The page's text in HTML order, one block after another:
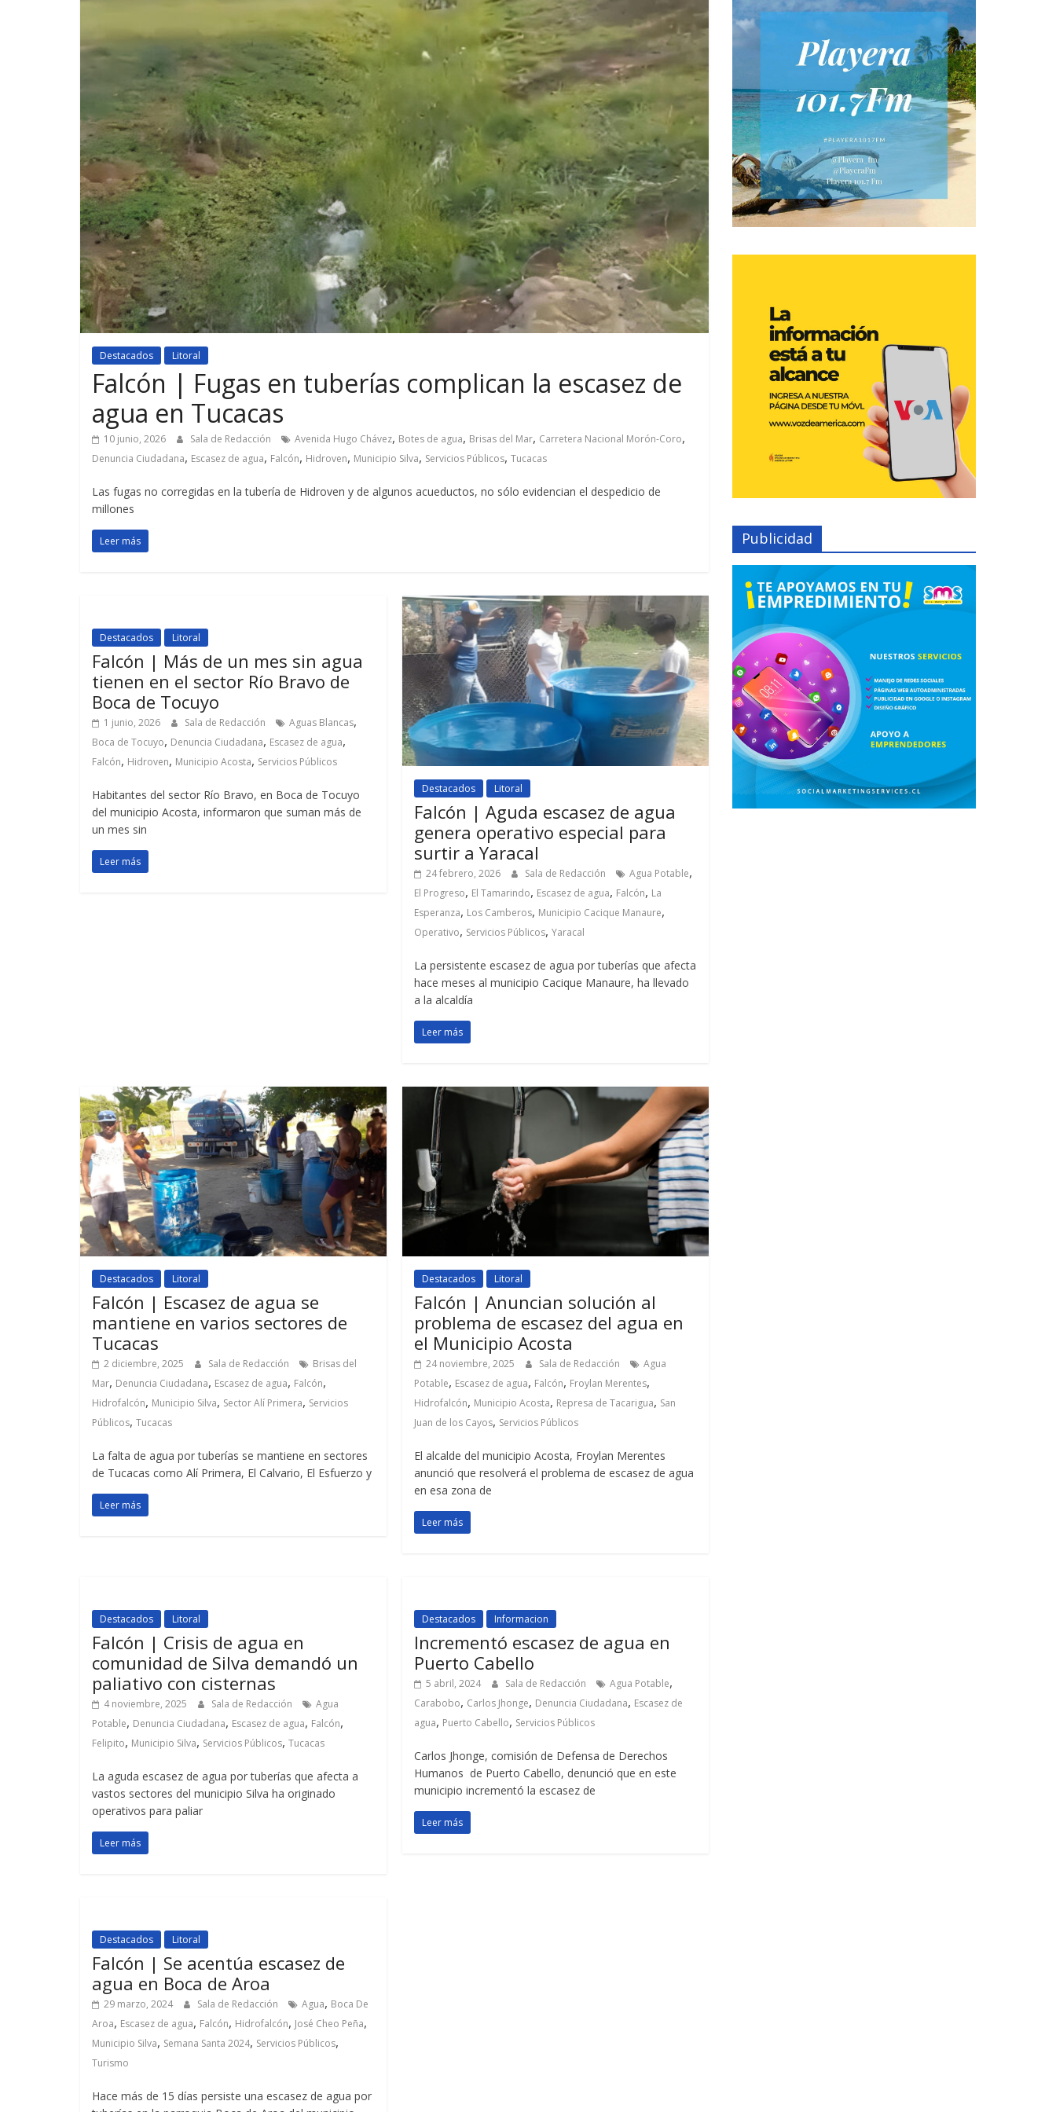
Destacados Litoral
Falcón | Fugas en tuberías complican la escasez de
agua en Tucacas
10 junio, 2026 Sala de Redacción Avenida Hugo Chávez, Botes de agua, Brisas del Mar, Carretera Nacional Morón-Coro,
Denuncia Ciudadana, Escasez de agua, Falcón, Hidroven, Municipio Silva, Servicios Públicos, Tucacas
Las fugas no corregidas en la tubería de Hidroven y de algunos acueductos, no sólo evidencian el despedicio de
millones
Leer más
Destacados Litoral
Falcón | Más de un mes sin agua
tienen en el sector Río Bravo de
Boca de Tocuyo
1 junio, 2026 Sala de Redacción Aguas Blancas,
Boca de Tocuyo, Denuncia Ciudadana, Escasez de agua,
Falcón, Hidroven, Municipio Acosta, Servicios Públicos
Habitantes del sector Río Bravo, en Boca de Tocuyo
del municipio Acosta, informaron que suman más de
un mes sin
Leer más
Destacados Litoral
Falcón | Aguda escasez de agua
genera operativo especial para
surtir a Yaracal
24 febrero, 2026 Sala de Redacción Agua Potable,
El Progreso, El Tamarindo, Escasez de agua, Falcón, La
Esperanza, Los Camberos, Municipio Cacique Manaure,
Operativo, Servicios Públicos,Yaracal
La persistente escasez de agua por tuberías que afecta
hace meses al municipio Cacique Manaure, ha llevado
a la alcaldía
Leer más
Destacados Litoral
Falcón | Escasez de agua se
mantiene en varios sectores de
Tucacas
2 diciembre, 2025 Sala de Redacción
Brisas del
Mar, Denuncia Ciudadana, Escasez de agua, Falcón,
Hidrofalcón, Municipio Silva, Sector Alí Primera, Servicios
Públicos, Tucacas
La falta de agua por tuberías se mantiene en sectores
de Tucacas como Alí Primera, El Calvario, El Esfuerzo y
Leer más
Destacados Litoral
Falcón | Anuncian solución al
problema de escasez del agua en
el Municipio Acosta
24 noviembre, 2025 Sala de Redacción
Agua
Potable, Escasez de agua, Falcón, Froylan Merentes,
Hidrofalcón, Municipio Acosta, Represa de Tacarigua, San
Juan de los Cayos, Servicios Públicos
El alcalde del municipio Acosta, Froylan Merentes
anunció que resolverá el problema de escasez de agua
en esa zona de
Leer más
Destacados Litoral
Falcón | Crisis de agua en
comunidad de Silva demandó un
paliativo con cisternas
4 noviembre, 2025 Sala de Redacción
Agua
Potable, Denuncia Ciudadana, Escasez de agua, Falcón,
Felipito, Municipio Silva, Servicios Públicos, Tucacas
La aguda escasez de agua por tuberías que afecta a
vastos sectores del municipio Silva ha originado
operativos para paliar
Leer más
Destacados Informacion
Incrementó escasez de agua en
Puerto Cabello
5 abril, 2024 Sala de Redacción Agua Potable,
Carabobo, Carlos Jhonge, Denuncia Ciudadana, Escasez de
agua, Puerto Cabello, Servicios Públicos
Carlos Jhonge, comisión de Defensa de Derechos
Humanos de Puerto Cabello, denunció que en este
municipio incrementó la escasez de
Leer más
Destacados Litoral
Falcón | Se acentúa escasez de
agua en Boca de Aroa
29 marzo, 2024 Sala de Redacción Agua, Boca De
Aroa, Escasez de agua, Falcón, Hidrofalcón, José Cheo Peña,
Municipio Silva, Semana Santa 2024, Servicios Públicos,
Turismo
Hace más de 15 días persiste una escasez de agua por
Publicidad